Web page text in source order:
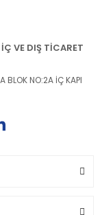
VE DIŞ TİCARET
NO:2A İÇ KAPI